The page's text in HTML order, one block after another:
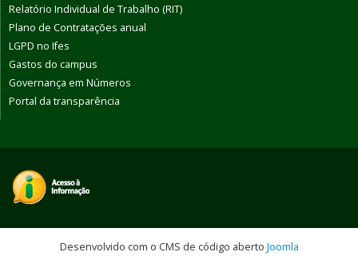
Relatório Individual de Trabalho (RIT)
Plano de Contratações anual
LGPD no Ifes
Gastos do campus
Governança em Números
Portal da transparência
Desenvolvido com o CMS de código aberto Joomla